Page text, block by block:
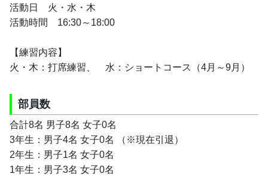
活動日　火・水・木
活動時間　16:30～18:00
【練習内容】
火・木：打席練習、　水：ショートコース（4月～9月）
部員数
合計8名 男子8名 女子0名
3年生：男子4名 女子0名 （※現在引退）
2年生：男子1名 女子0名
1年生：男子3名 女子0名